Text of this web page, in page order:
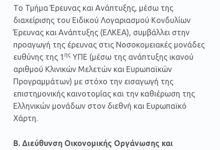
Το Τμήμα Έρευνας και Ανάπτυξης, μέσω της
διαχείρισης του Ειδικού Λογαριασμού Κονδυλίων
Έρευνας και Ανάπτυξης (ΕΛΚΕΑ), συμβάλλει στην
προαγωγή της έρευνας στις Νοσοκομειακές μονάδες
ευθύνης της 1 ηςΥΠΕ (μέσω της ανάπτυξης ικανού
αριθμού Κλινικών Μελετών και Ευρωπαϊκών
Προγραμμάτων) με στόχο την εισαγωγή της
επιστημονικής καινοτομίας και την καθιέρωση της
Ελληνικών μονάδων στον διεθνή και Ευρωπαϊκό
Χάρτη.
Β. Διεύθυνση Οικονομικής Οργάνωσης και